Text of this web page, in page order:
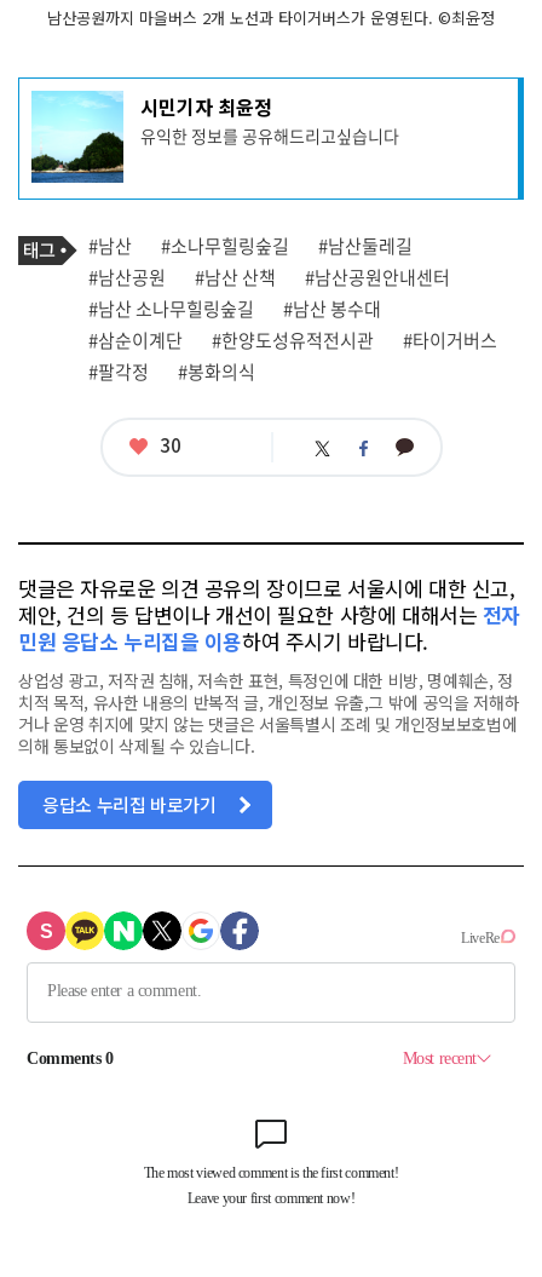
남산공원까지 마을버스 2개 노선과 타이거버스가 운영된다. ©최윤정
기
사
작
성
자
프
필
시민기자 최윤정
유익한 정보를 공유해드리고싶습니다
기
사
관
련
태
그
태
그
#남산 #소나무힐링숲길
#남산둘레길
#남산공원
#남산 산책
#남산공원안내센터
#남산 소나무힐링숲길
#남산 봉수대
#삼순이계단
#한양도성유적전시관
#타이거버스
#팔각정
#봉화의식
좋
30 트 페 카
댓글은 자유로운 의견 공유의 장이므로 서울시에 대한 신고,
제안, 건의 등 답변이나 개선이 필요한 사항에 대해서는 전자
민원 응답소 누리집을 이용하여 주시기 바랍니다.
상업성 광고, 저작권 침해, 저속한 표현, 특정인에 대한 비방, 명예훼손, 정
치적 목적, 유사한 내용의 반복적 글, 개인정보 유출,그 밖에 공익을 저해하
거나 운영 취지에 맞지 않는 댓글은 서울특별시 조례 및 개인정보보호법에
의해 통보없이 삭제될 수 있습니다.
응답소 누리집 바로가기